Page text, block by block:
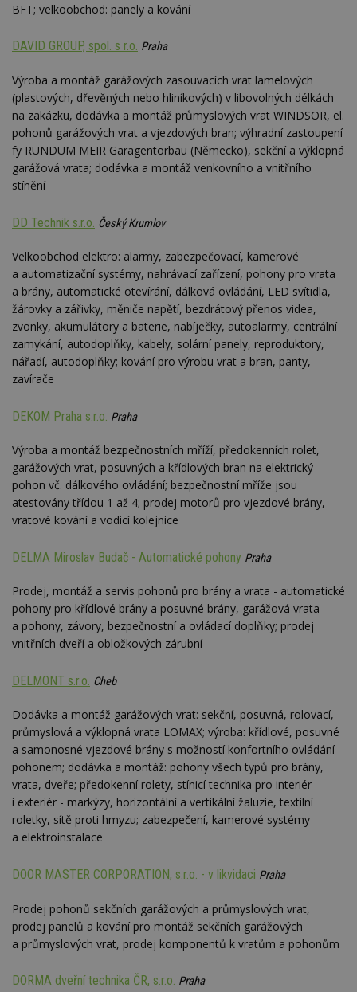
BFT; velkoobchod: panely a kování
DAVID GROUP, spol. s r.o. Praha
Výroba a montáž garážových zasouvacích vrat lamelových
(plastových, dřevěných nebo hliníkových) v libovolných délkách
na zakázku, dodávka a montáž průmyslových vrat WINDSOR, el.
pohonů garážových vrat a vjezdových bran; výhradní zastoupení
fy RUNDUM MEIR Garagentorbau (Německo), sekční a výklopná
garážová vrata; dodávka a montáž venkovního a vnitřního
stínění
DD Technik s.r.o. Český Krumlov
Velkoobchod elektro: alarmy, zabezpečovací, kamerové
a automatizační systémy, nahrávací zařízení, pohony pro vrata
a brány, automatické otevírání, dálková ovládání, LED svítidla,
žárovky a zářivky, měniče napětí, bezdrátový přenos videa,
zvonky, akumulátory a baterie, nabíječky, autoalarmy, centrální
zamykání, autodoplňky, kabely, solární panely, reproduktory,
nářadí, autodoplňky; kování pro výrobu vrat a bran, panty,
zavírače
DEKOM Praha s.r.o. Praha
Výroba a montáž bezpečnostních mříží, předokenních rolet,
garážových vrat, posuvných a křídlových bran na elektrický
pohon vč. dálkového ovládání; bezpečnostní mříže jsou
atestovány třídou 1 až 4; prodej motorů pro vjezdové brány,
vratové kování a vodicí kolejnice
DELMA Miroslav Budač - Automatické pohony Praha
Prodej, montáž a servis pohonů pro brány a vrata - automatické
pohony pro křídlové brány a posuvné brány, garážová vrata
a pohony, závory, bezpečnostní a ovládací doplňky; prodej
vnitřních dveří a obložkových zárubní
DELMONT s.r.o. Cheb
Dodávka a montáž garážových vrat: sekční, posuvná, rolovací,
průmyslová a výklopná vrata LOMAX; výroba: křídlové, posuvné
a samonosné vjezdové brány s možností konfortního ovládání
pohonem; dodávka a montáž: pohony všech typů pro brány,
vrata, dveře; předokenní rolety, stínicí technika pro interiér
i exteriér - markýzy, horizontální a vertikální žaluzie, textilní
roletky, sítě proti hmyzu; zabezpečení, kamerové systémy
a elektroinstalace
DOOR MASTER CORPORATION, s.r.o. - v likvidaci Praha
Prodej pohonů sekčních garážových a průmyslových vrat,
prodej panelů a kování pro montáž sekčních garážových
a průmyslových vrat, prodej komponentů k vratům a pohonům
DORMA dveřní technika ČR, s.r.o. Praha